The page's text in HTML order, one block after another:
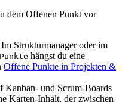
dem Offenen Punkt vor
Im Strukturmanager oder im
hängst du eine
Offene Punkte in Projekten &
Kanban- und Scrum-Boards
Karten-Inhalt, der zwischen